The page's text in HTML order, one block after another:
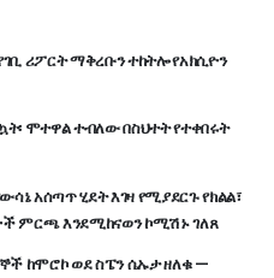
ሪፖርት ማቅረቡን ተከትሎ የአክሲዮን
ሞተዋል ተብለው በስህተት የተቀበሩት
አሰጣጥ ሂደት እገዛ የሚያደርጉ የክልል፣
ምርጫ እንደሚከናወን ኮሚሽኑ ገለጸ
ከሞሮኮ ወደ ስፔን ሴኡታ ዘለቁ —